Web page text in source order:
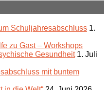
Schuljahresabschluss 1.
zu Gast – Workshops
Gesundheit 1. Juli
mit buntem